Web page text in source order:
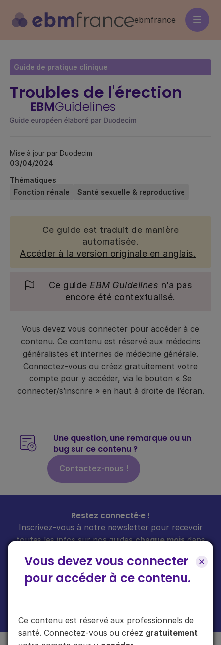
contenu
principal
ebmfrance
Vous devez vous connecter
pour accéder à ce contenu.
Ce contenu est réservé aux professionnels de
santé. Connectez-vous ou créez gratuitement
Guide de pratique clinique
Troubles de l'érection
Mise à jour par Duodecim
03/04/2024
Thématiques
Fonction rénale
Santé sexuelle & reproductive
Ce guide est traduit de manière
automatisée.
Accéder à la version originale en anglais.
Ce guide EBM Guidelines n’a pas
encore été contextualisé.
Vous devez vous connecter pour accéder à ce
contenu. Ce contenu est réservé aux médecins
généralistes et internes de médecine générale.
Connectez-vous ou créez gratuitement votre
compte pour y accéder, via le bouton « Se
connecter/s’inscrire » en haut à droite de l’écran.
Une question, une remarque ou un
bug sur ce contenu ?
Contactez-nous !
Restez connecté·e !
Inscrivez-vous à notre newsletter pour recevoir
toutes les infos sur nos guideschaque moisdans